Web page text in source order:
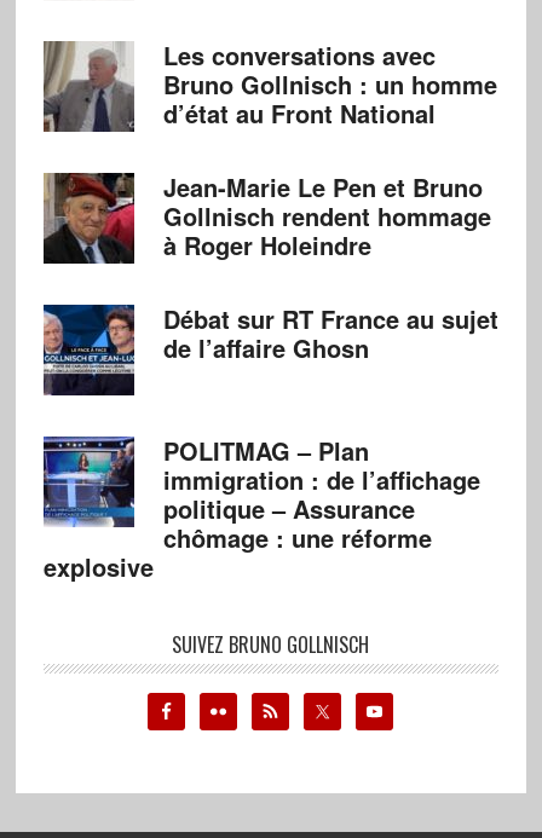
Les conversations avec
Bruno Gollnisch : un homme
d’état au Front National
Jean-Marie Le Pen et Bruno
Gollnisch rendent hommage
à Roger Holeindre
Débat sur RT France au sujet
de l’affaire Ghosn
POLITMAG – Plan
immigration : de l’affichage
politique – Assurance
chômage : une réforme
explosive
SUIVEZ BRUNO GOLLNISCH